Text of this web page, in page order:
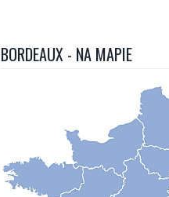
BORDEAUX - NA MAPIE